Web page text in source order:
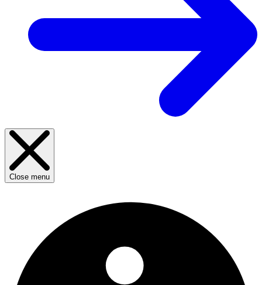
Close menu